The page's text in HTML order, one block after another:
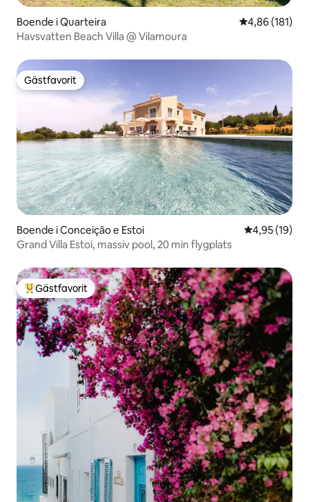
Boende i Quarteira 4,86 av 5 i
4,86 (181)
Havsvatten Beach Villa @ Vilamoura
Gästfavorit
Gästfavorit
Boende i Conceição e Estoi 4,95 av 5 i
4,95 (19)
Grand Villa Estoi, massiv pool, 20 min flygplats
Populär gästfavorit
Gästfavorit